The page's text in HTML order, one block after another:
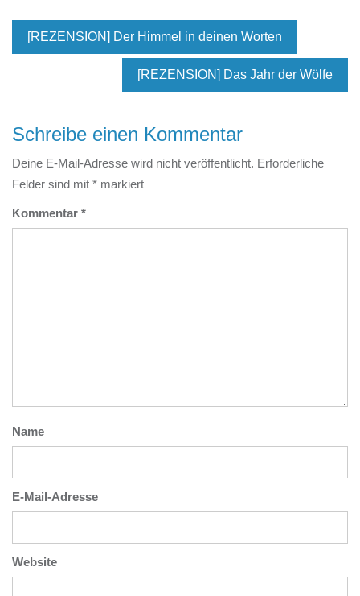
[REZENSION] Der Himmel in deinen Worten
[REZENSION] Das Jahr der Wölfe
Schreibe einen Kommentar
Deine E-Mail-Adresse wird nicht veröffentlicht. Erforderliche
Felder sind mit * markiert
Kommentar *
Name
E-Mail-Adresse
Website